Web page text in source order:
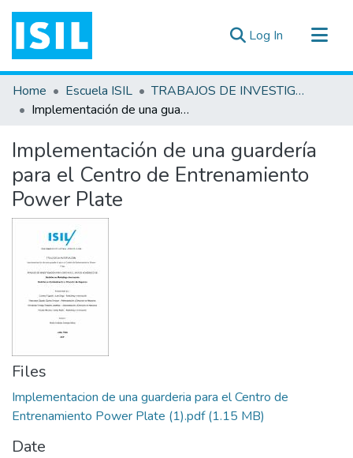
Log In (current)
All of DSpace
Statistics
Documentos ▾
Home Escuela ISIL
TRABAJOS DE INVESTIGACIÓN
Implementación de una guardería para el Centro de Entrenamiento Power Plate
Implementación de una guardería
para el Centro de Entrenamiento
Power Plate
Files
Implementacion de una guarderia para el Centro de
Entrenamiento Power Plate (1).pdf(1.15 MB)
Date